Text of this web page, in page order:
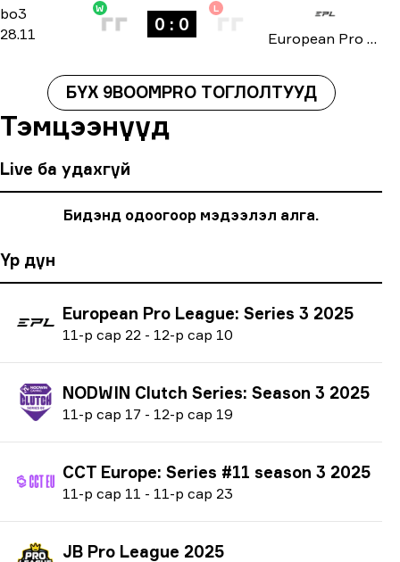
bo3 -bo3
28.11
W
0 : 0
L
European Pro League: Series 3 2025
БҮХ 9BOOMPRO ТОГЛОЛТУУД
Тэмцээнүүд
Live ба удахгүй
Бидэнд одоогоор мэдээлэл алга.
Үр дүн
European Pro League: Series 3 2025
11-р сар 22 - 12-р сар 10
NODWIN Clutch Series: Season 3 2025
11-р сар 17 - 12-р сар 19
CCT Europe: Series #11 season 3 2025
11-р сар 11 - 11-р сар 23
JB Pro League 2025